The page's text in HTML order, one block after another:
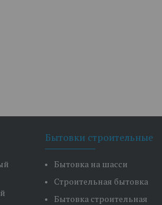
Бытовки строительные
Бытовка на шасси
Строительная бытовка
Бытовка строительная